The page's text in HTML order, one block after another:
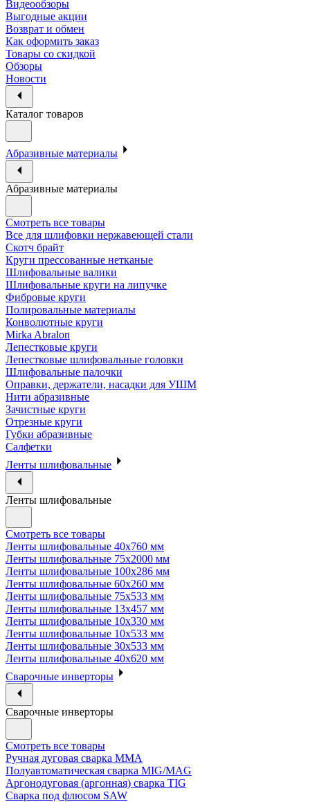
Видеообзоры
Выгодные акции
Возврат и обмен
Как оформить заказ
Товары со скидкой
Обзоры
Новости
Каталог товаров
Абразивные материалы
Абразивные материалы
Смотреть все товары
Все для шлифовки нержавеющей стали
Скотч брайт
Круги прессованные нетканые
Шлифовальные валики
Шлифовальные круги на липучке
Фибровые круги
Полировальные материалы
Конволютные круги
Mirka Abralon
Лепестковые круги
Лепестковые шлифовальные головки
Шлифовальные палочки
Оправки, держатели, насадки для УШМ
Нити абразивные
Зачистные круги
Отрезные круги
Губки абразивные
Салфетки
Ленты шлифовальные
Ленты шлифовальные
Смотреть все товары
Ленты шлифовальные 40х760 мм
Ленты шлифовальные 75х2000 мм
Ленты шлифовальные 100х286 мм
Ленты шлифовальные 60х260 мм
Ленты шлифовальные 75х533 мм
Ленты шлифовальные 13х457 мм
Ленты шлифовальные 10х330 мм
Ленты шлифовальные 10х533 мм
Ленты шлифовальные 30х533 мм
Ленты шлифовальные 40х620 мм
Сварочные инверторы
Сварочные инверторы
Смотреть все товары
Ручная дуговая сварка MMA
Полуавтоматическая сварка MIG/MAG
Аргонодуговая (аргонная) сварка TIG
Сварка под флюсом SAW